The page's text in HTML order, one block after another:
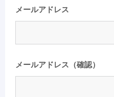
メールアドレス
メールアドレス（確認）